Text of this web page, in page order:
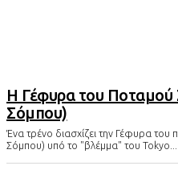
Η Γέφυρα του Ποταμού
Σόμπου)
Ένα τρένο διασχίζει την Γέφυρα του
Σόμπου) υπό το "βλέμμα" του Tokyo...